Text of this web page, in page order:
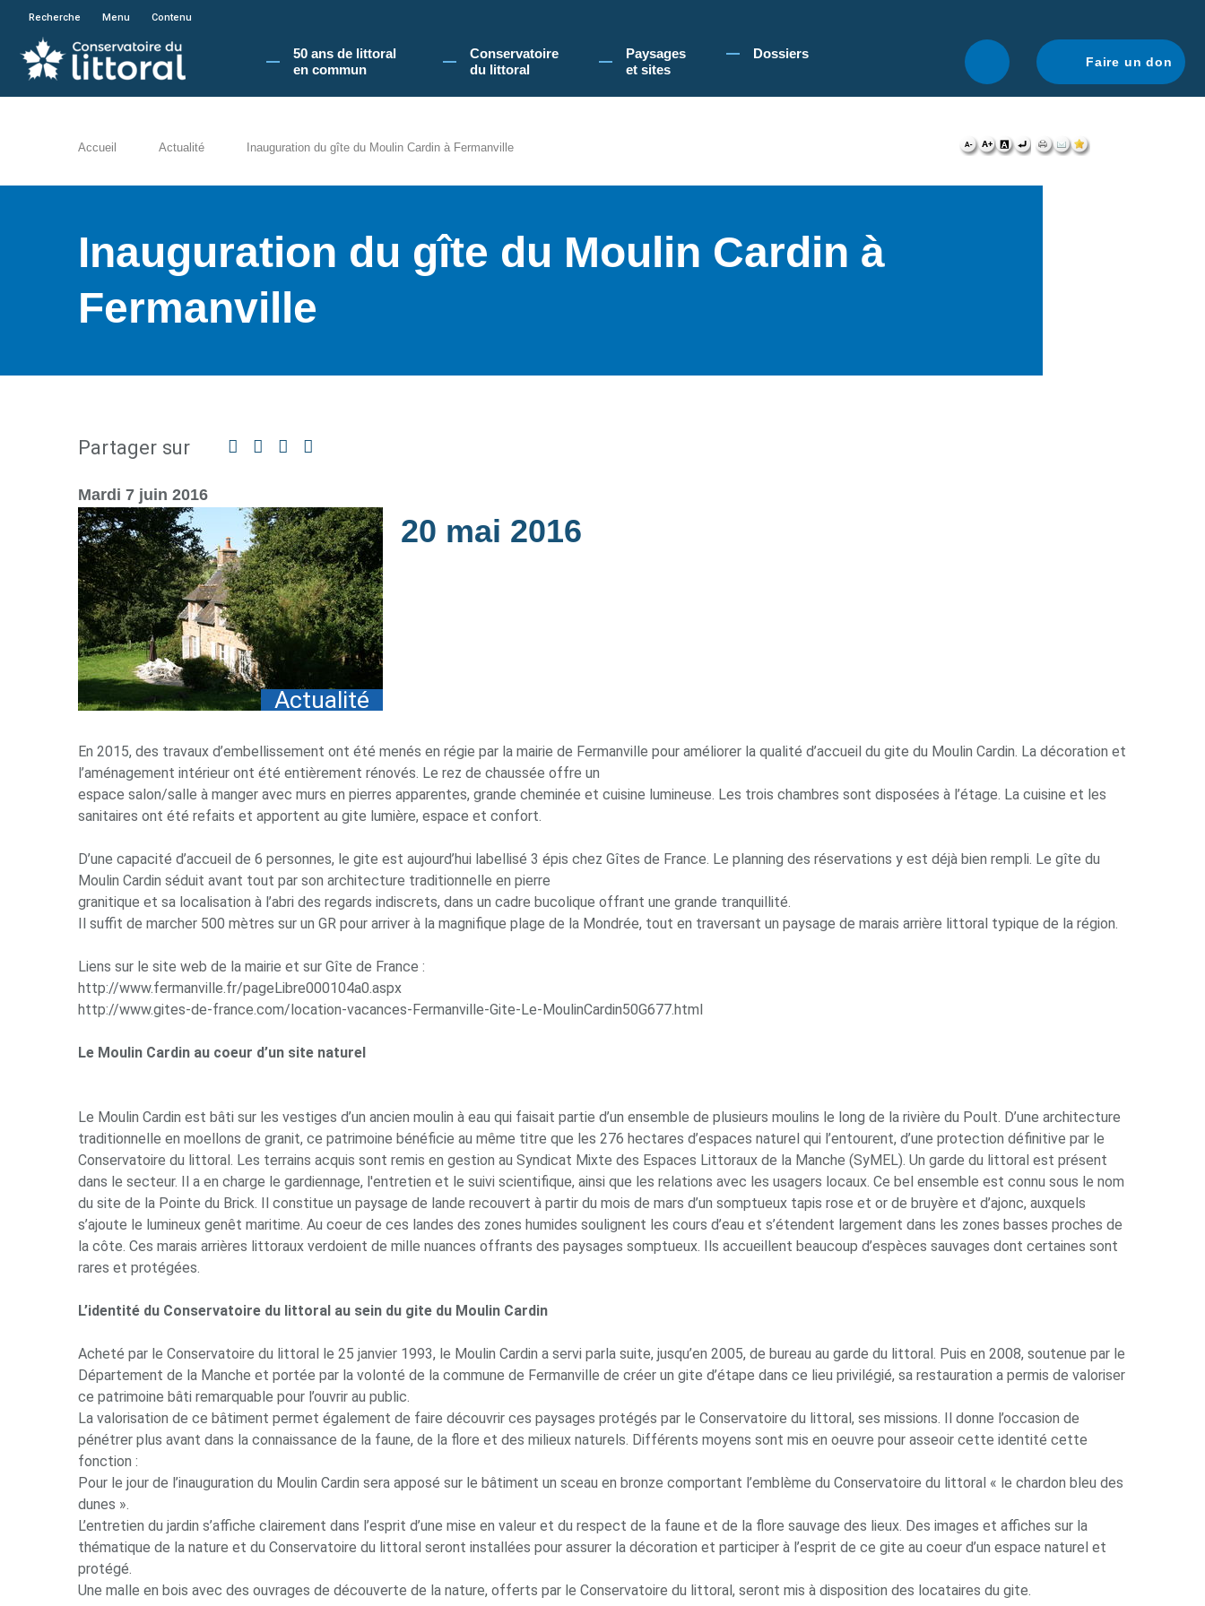
En poursuivant votre navigation sur le site du Conservatoire du littoral, vous acceptez l'utilisation de cookies pour vous proposer une navigation optimale.
Recherche Menu Contenu
50 ans de littoral
en commun​
Conservatoire
du littoral
Paysages
et sites
Dossiers
Faire un don
Accueil Actualité Inauguration du gîte du Moulin Cardin à Fermanville
Inauguration du gîte du Moulin Cardin à
Fermanville
Partager sur Facebook
TwitterLinkedin
Mardi 7 juin 2016
Actualité
20 mai 2016
En 2015, des travaux d’embellissement ont été menés en régie par la mairie de Fermanville pour améliorer la qualité d’accueil du gite du Moulin Cardin. La décoration et
l’aménagement intérieur ont été entièrement rénovés. Le rez de chaussée offre un
espace salon/salle à manger avec murs en pierres apparentes, grande cheminée et cuisine lumineuse. Les trois chambres sont disposées à l’étage. La cuisine et les
sanitaires ont été refaits et apportent au gite lumière, espace et confort.
D’une capacité d’accueil de 6 personnes, le gite est aujourd’hui labellisé 3 épis chez Gîtes de France. Le planning des réservations y est déjà bien rempli. Le gîte du
Moulin Cardin séduit avant tout par son architecture traditionnelle en pierre
granitique et sa localisation à l’abri des regards indiscrets, dans un cadre bucolique offrant une grande tranquillité.
Il suffit de marcher 500 mètres sur un GR pour arriver à la magnifique plage de la Mondrée, tout en traversant un paysage de marais arrière littoral typique de la région.
Liens sur le site web de la mairie et sur Gîte de France :
http://www.fermanville.fr/pageLibre000104a0.aspx
http://www.gites-de-france.com/location-vacances-Fermanville-Gite-Le-MoulinCardin50G677.html
Le Moulin Cardin au coeur d’un site naturel
Le Moulin Cardin est bâti sur les vestiges d’un ancien moulin à eau qui faisait partie d’un ensemble de plusieurs moulins le long de la rivière du Poult. D’une architecture
traditionnelle en moellons de granit, ce patrimoine bénéficie au même titre que les 276 hectares d’espaces naturel qui l’entourent, d’une protection définitive par le
Conservatoire du littoral. Les terrains acquis sont remis en gestion au Syndicat Mixte des Espaces Littoraux de la Manche (SyMEL). Un garde du littoral est présent
dans le secteur. Il a en charge le gardiennage, l'entretien et le suivi scientifique, ainsi que les relations avec les usagers locaux. Ce bel ensemble est connu sous le nom
du site de la Pointe du Brick. Il constitue un paysage de lande recouvert à partir du mois de mars d’un somptueux tapis rose et or de bruyère et d’ajonc, auxquels
s’ajoute le lumineux genêt maritime. Au coeur de ces landes des zones humides soulignent les cours d’eau et s’étendent largement dans les zones basses proches de
la côte. Ces marais arrières littoraux verdoient de mille nuances offrants des paysages somptueux. Ils accueillent beaucoup d’espèces sauvages dont certaines sont
rares et protégées.
L’identité du Conservatoire du littoral au sein du gite du Moulin Cardin
Acheté par le Conservatoire du littoral le 25 janvier 1993, le Moulin Cardin a servi parla suite, jusqu’en 2005, de bureau au garde du littoral. Puis en 2008, soutenue par le
Département de la Manche et portée par la volonté de la commune de Fermanville de créer un gite d’étape dans ce lieu privilégié, sa restauration a permis de valoriser
ce patrimoine bâti remarquable pour l’ouvrir au public.
La valorisation de ce bâtiment permet également de faire découvrir ces paysages protégés par le Conservatoire du littoral, ses missions. Il donne l’occasion de
pénétrer plus avant dans la connaissance de la faune, de la flore et des milieux naturels. Différents moyens sont mis en oeuvre pour asseoir cette identité cette
fonction :
Pour le jour de l’inauguration du Moulin Cardin sera apposé sur le bâtiment un sceau en bronze comportant l’emblème du Conservatoire du littoral « le chardon bleu des
dunes ».
L’entretien du jardin s’affiche clairement dans l’esprit d’une mise en valeur et du respect de la faune et de la flore sauvage des lieux. Des images et affiches sur la
thématique de la nature et du Conservatoire du littoral seront installées pour assurer la décoration et participer à l’esprit de ce gite au coeur d’un espace naturel et
protégé.
Une malle en bois avec des ouvrages de découverte de la nature, offerts par le Conservatoire du littoral, seront mis à disposition des locataires du gite.